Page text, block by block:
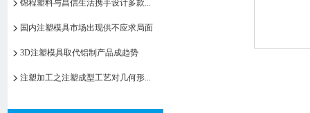
锦程塑料与昌信生活携手设计多款...
国内注塑模具市场出现供不应求局面
3D注塑模具取代铝制产品成趋势
注塑加工之注塑成型工艺对几何形...